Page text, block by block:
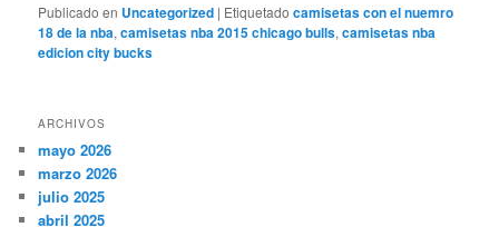
Publicado en Uncategorized | Etiquetado camisetas con el nuemro
18 de la nba,camisetas nba 2015 chicago bulls,camisetas nba
edicion city bucks
ARCHIVOS
mayo 2026
marzo 2026
julio 2025
abril 2025